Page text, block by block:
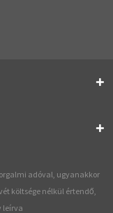
adóval, ugyanakkor
költsége nélkül értendő,
leírva